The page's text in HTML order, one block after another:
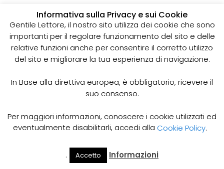
Spurgo pozzi neri: cos’è e
perché è importante
I pozzi neri sono delle strutture sotterranee utilizzate
per la raccolta delle acque reflue domestiche,
sistema di smaltimento delle acque fognarie. Lo
spurgo dei pozzi neri è un’operazione essenziale
e prevenire il rischio di allagamenti, cattivi odori e
infezioni.
Lo spurgo dei pozzi neri viene effettuato mediante
l’utilizzo di apposite pompe e attrezzature
Cerca Il Mio
Informativa sulla Privacy e sui Cookie
Gentile Lettore, il nostro sito utilizza dei cookie che sono
importanti per il regolare funzionamento del sito e delle
relative funzioni anche per consentire il corretto utilizzo
del sito e migliorare la tua esperienza di navigazione.
In Base alla direttiva europea, è obbligatorio, ricevere il
suo consenso.
Per maggiori informazioni, conoscere i cookie utilizzati ed
eventualmente disabilitarli, accedi alla Cookie Policy.
. Accetto Informazioni